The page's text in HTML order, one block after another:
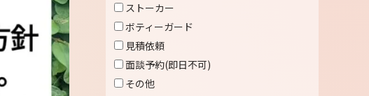
ストーカー
ボティーガード
見積依頼
面談予約(即日不可)
その他